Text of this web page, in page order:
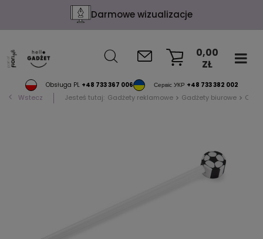
Darmowe wizualizacje
Obsługa PL +48 733 367 006 Сервіс УКР +48 733 382 002
0,00
ZŁ
Wstecz Jesteś tutaj: Gadżety reklamowe Gadżety biurowe